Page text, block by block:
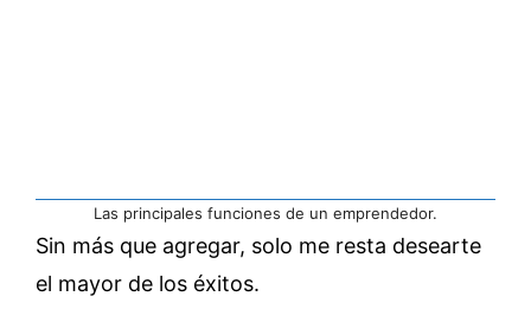
Las principales funciones de un emprendedor.
Sin más que agregar, solo me resta desearte
el mayor de los éxitos.